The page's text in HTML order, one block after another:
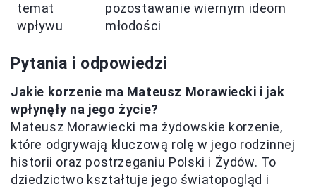
temat
wpływu
pozostawanie wiernym ideom
młodości
Pytania i odpowiedzi
Jakie korzenie ma Mateusz Morawiecki i jak
wpłynęły na jego życie?
Mateusz Morawiecki ma żydowskie korzenie,
które odgrywają kluczową rolę w jego rodzinnej
historii oraz postrzeganiu Polski i Żydów. To
dziedzictwo kształtuje jego światopogląd i